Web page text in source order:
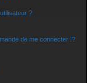
?
de me connecter !?